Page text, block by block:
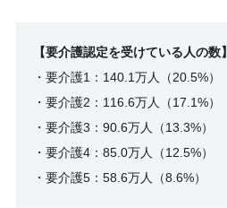
【要介護認定を受けている人の数】
・要介護1：140.1万人（20.5%）
・要介護2：116.6万人（17.1%）
・要介護3：90.6万人（13.3%）
・要介護4：85.0万人（12.5%）
・要介護5：58.6万人（8.6%）